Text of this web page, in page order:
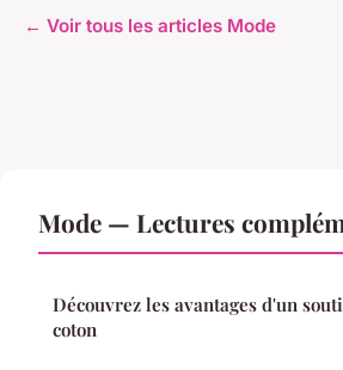
← Voir tous les articles Mode
Mode — Lectures
Découvrez les avantages d'un
coton